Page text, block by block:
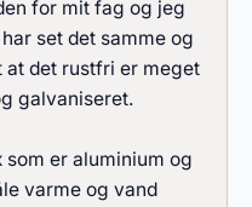
for mit fag og jeg
set det samme og
at det rustfri er meget
galvaniseret.
er aluminium og
varme og vand